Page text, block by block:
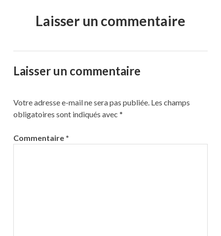
Laisser un commentaire
Laisser un commentaire
Votre adresse e-mail ne sera pas publiée. Les champs
obligatoires sont indiqués avec *
Commentaire *